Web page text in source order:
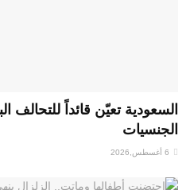
تعيّن قائداً للتحالف البحري